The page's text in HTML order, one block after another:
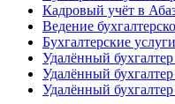
Кадровый учёт в
Ведение
Бухгалтерские
Удалённый
Удалённый
Удалённый